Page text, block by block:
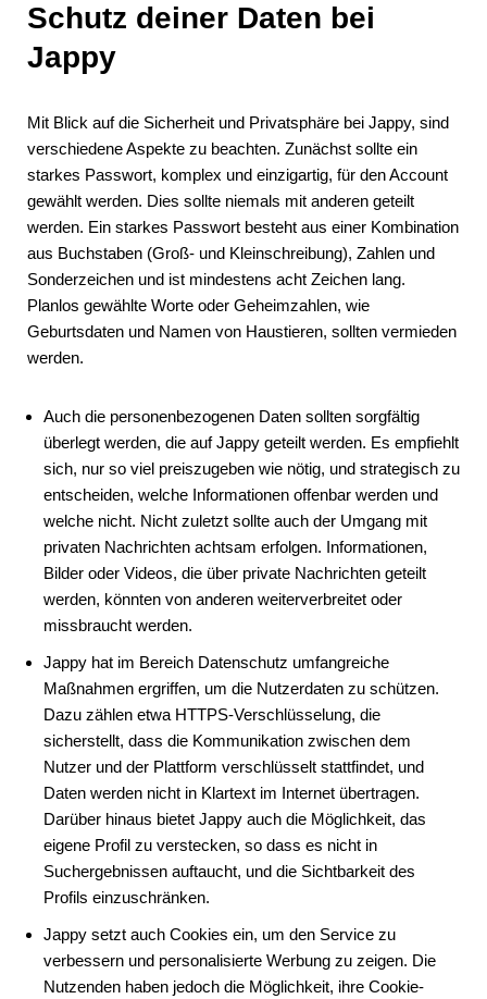
Schutz deiner Daten bei
Jappy
Mit Blick auf die Sicherheit und Privatsphäre bei Jappy, sind
verschiedene Aspekte zu beachten. Zunächst sollte ein
starkes Passwort, komplex und einzigartig, für den Account
gewählt werden. Dies sollte niemals mit anderen geteilt
werden. Ein starkes Passwort besteht aus einer Kombination
aus Buchstaben (Groß- und Kleinschreibung), Zahlen und
Sonderzeichen und ist mindestens acht Zeichen lang.
Planlos gewählte Worte oder Geheimzahlen, wie
Geburtsdaten und Namen von Haustieren, sollten vermieden
werden.
Auch die personenbezogenen Daten sollten sorgfältig
überlegt werden, die auf Jappy geteilt werden. Es empfiehlt
sich, nur so viel preiszugeben wie nötig, und strategisch zu
entscheiden, welche Informationen offenbar werden und
welche nicht. Nicht zuletzt sollte auch der Umgang mit
privaten Nachrichten achtsam erfolgen. Informationen,
Bilder oder Videos, die über private Nachrichten geteilt
werden, könnten von anderen weiterverbreitet oder
missbraucht werden.
Jappy hat im Bereich Datenschutz umfangreiche
Maßnahmen ergriffen, um die Nutzerdaten zu schützen.
Dazu zählen etwa HTTPS-Verschlüsselung, die
sicherstellt, dass die Kommunikation zwischen dem
Nutzer und der Plattform verschlüsselt stattfindet, und
Daten werden nicht in Klartext im Internet übertragen.
Darüber hinaus bietet Jappy auch die Möglichkeit, das
eigene Profil zu verstecken, so dass es nicht in
Suchergebnissen auftaucht, und die Sichtbarkeit des
Profils einzuschränken.
Jappy setzt auch Cookies ein, um den Service zu
verbessern und personalisierte Werbung zu zeigen. Die
Nutzenden haben jedoch die Möglichkeit, ihre Cookie-